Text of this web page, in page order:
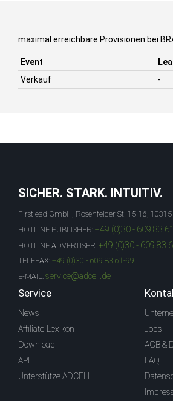
maximal erreichbare Provisionen bei
Event
Verkauf
-
SICHER. STARK. INTUITIV.
Firstlead GmbH, Rosenfelder St. 15-16,
HOTLINE PUBLISHER: +49 (0)30 - 609 83
HOTLINE ADVERTISER: +49 (0)30 - 609 83
TELEFAX: +49 (0)30 - 609 83 61-99
E-MAIL: service@adcell.de
Service
News
Affiliate-Lexikon
Download
API
Unterstütze ADCELL
Jobs
AGB &
FAQ